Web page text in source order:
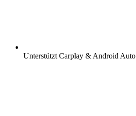
Unterstützt Carplay & Android Auto